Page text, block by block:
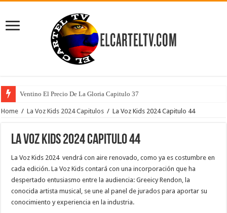
Ventino El Precio De La Gloria Capitulo 37
Home / La Voz Kids 2024 Capitulos / La Voz Kids 2024 Capitulo 44
La Voz Kids 2024 Capitulo 44
La Voz Kids 2024 vendrá con aire renovado, como ya es costumbre en
cada edición. La Voz Kids contará con una incorporación que ha
despertado entusiasmo entre la audiencia: Greeicy Rendon, la
conocida artista musical, se une al panel de jurados para aportar su
conocimiento y experiencia en la industria.